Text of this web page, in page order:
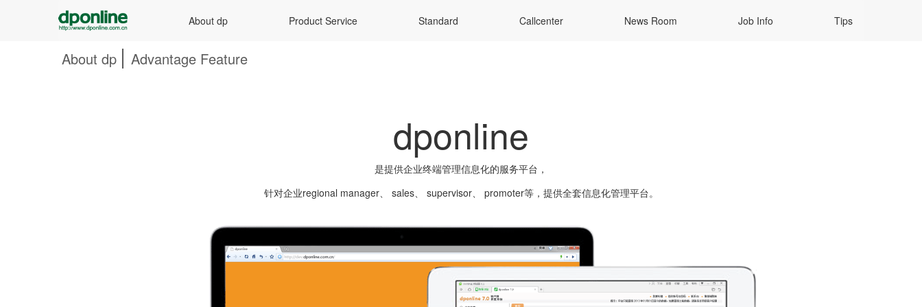
About dp Product Service Standard Callcenter News Room Job Info Tips
About dp Advantage Feature
dponline
是提供企业终端管理信息化的服务平台，
针对企业regional manager、 sales、 supervisor、 promoter等，提供全套信息化管理平台。